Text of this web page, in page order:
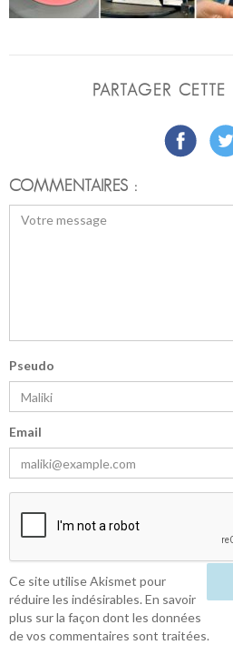
PARTAGER CETTE
COMMENTAIRES :
Pseudo
Email
Ce site utilise Akismet pour
réduire les indésirables.En savoir
plus sur la façon dont les données
de vos commentaires sont traitées.